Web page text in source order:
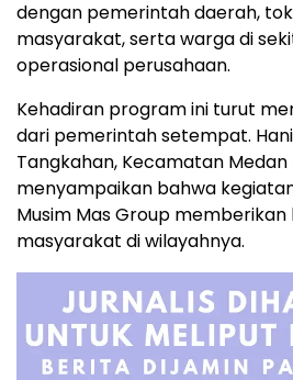
dengan pemerintah daerah,
masyarakat, serta warga di
operasional perusahaan.
Kehadiran program ini turut
dari pemerintah setempat.
Tangkahan, Kecamatan Medan
menyampaikan bahwa
Musim Mas Group
masyarakat di wilayahnya.